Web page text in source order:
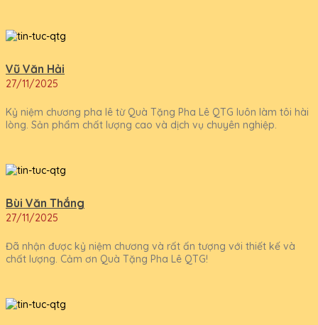
Vũ Văn Hải
27/11/2025
Kỷ niệm chương pha lê từ Quà Tặng Pha Lê QTG luôn làm tôi hài
lòng. Sản phẩm chất lượng cao và dịch vụ chuyên nghiệp.
Bùi Văn Thắng
27/11/2025
Đã nhận được kỷ niệm chương và rất ấn tượng với thiết kế và
chất lượng. Cảm ơn Quà Tặng Pha Lê QTG!